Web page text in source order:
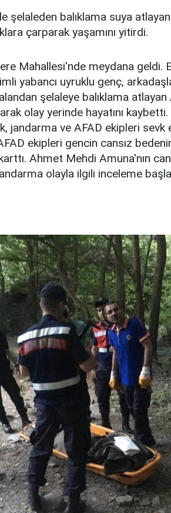
şelaleden balıklama suya
çarparak yaşamını yitirdi.
Mahallesi'nde meydana geldi.
yabancı uyruklu genç,
şelaleye balıklama
olay yerinde hayatını
jandarma ve AFAD ekipleri sevk
ekipleri gencin cansız
Ahmet Mehdi Amuna'nın
olayla ilgili inceleme